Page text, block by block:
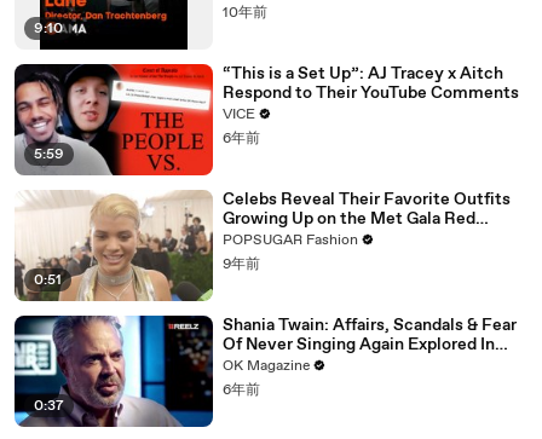
9:10
10年前
5:59
“This is a Set Up”: AJ Tracey x Aitch
Respond to Their YouTube Comments
VICE
6年前
0:51
Celebs Reveal Their Favorite Outfits
Growing Up on the Met Gala Red
Carpet
POPSUGAR Fashion
9年前
0:37
Shania Twain: Affairs, Scandals & Fear
Of Never Singing Again Explored In
REELZ Doc: Watch
OK Magazine
6年前